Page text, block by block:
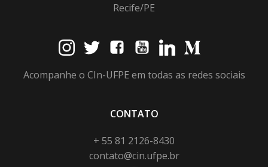
Recife/PE
Acompanhe o CIn-UFPE em todas as redes sociais
CONTATO
+ 55 81 2126-8430
contato@cin.ufpe.br